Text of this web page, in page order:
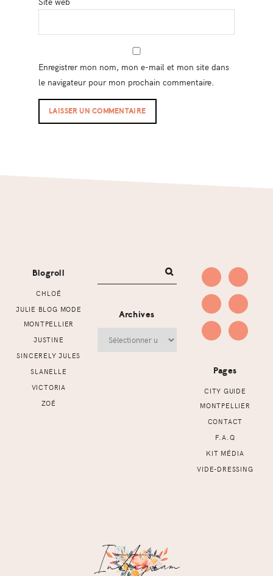
Enregistrer mon nom, mon e-mail et mon site dans
le navigateur pour mon prochain commentaire.
Blogroll
CHLOÉ
JULIE BLOG MODE
MONTPELLIER
JUSTINE
SINCERELY JULES
SLANELLE
VICTORIA
ZOÉ
Archives
Pages
CITY GUIDE
MONTPELLIER
CONTACT
F.A.Q
KIT MÉDIA
VIDE-DRESSING